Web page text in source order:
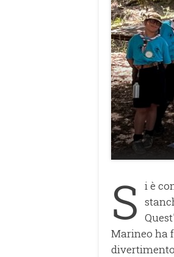
S i è
Marineo ha